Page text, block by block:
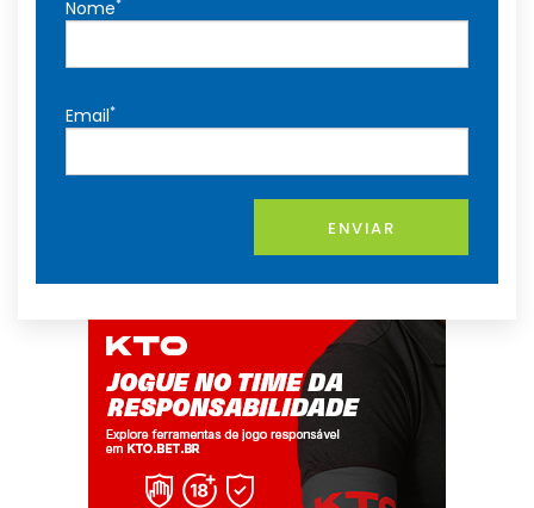
Nome*
Email*
ENVIAR